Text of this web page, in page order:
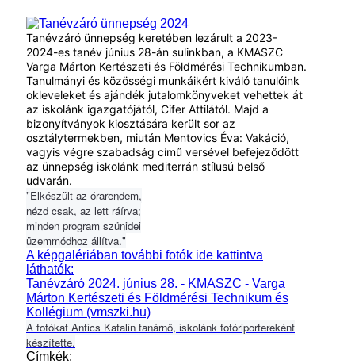
Tanévzáró ünnepség keretében lezárult a 2023-
2024-es tanév június 28-án sulinkban, a KMASZC
Varga Márton Kertészeti és Földmérési Technikumban.
Tanulmányi és közösségi munkáikért kiváló tanulóink
okleveleket és ajándék jutalomkönyveket vehettek át
az iskolánk igazgatójától, Cifer Attilától. Majd a
bizonyítványok kiosztására került sor az
osztálytermekben, miután Mentovics Éva: Vakáció,
vagyis végre szabadság című versével befejeződött
az ünnepség iskolánk mediterrán stílusú belső
udvarán.
"Elkészült az órarendem,
nézd csak, az lett ráírva;
minden program szünidei
üzemmódhoz állítva."
A képgalériában további fotók ide kattintva
láthatók:
Tanévzáró 2024. június 28. - KMASZC - Varga
Márton Kertészeti és Földmérési Technikum és
Kollégium (vmszki.hu)
A fotókat Antics Katalin tanárnő, iskolánk fotóriportereként
készítette.
Címkék: